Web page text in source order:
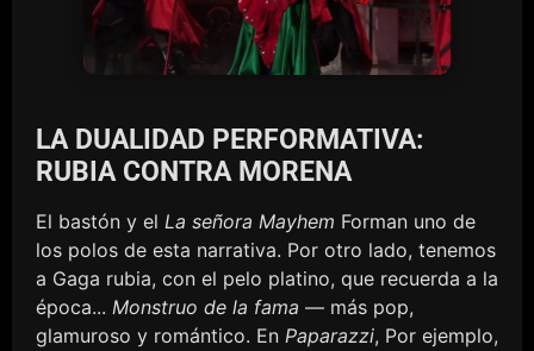
LA DUALIDAD PERFORMATIVA:
RUBIA CONTRA MORENA
El bastón y el La señora Mayhem Forman uno de
los polos de esta narrativa. Por otro lado, tenemos
a Gaga rubia, con el pelo platino, que recuerda a la
época... Monstruo de la fama — más pop,
glamuroso y romántico. En Paparazzi, Por ejemplo,